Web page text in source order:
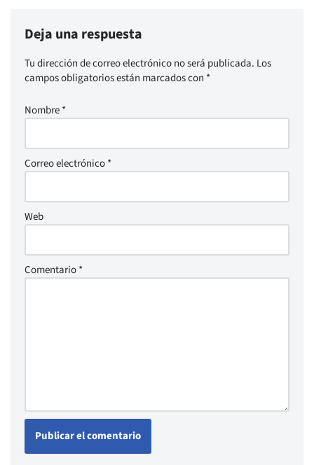
Deja una respuesta
Tu dirección de correo electrónico no será publicada. Los
campos obligatorios están marcados con *
Nombre*
Correo electrónico*
Web
Comentario*